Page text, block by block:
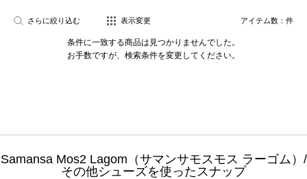
さらに絞り込む 表示変更 アイテム数： 件
条件に一致する商品は見つかりませんでした。
お手数ですが、検索条件を変更してください。
Samansa Mos2 Lagom（サマンサモスモス ラーゴム）/
その他シューズを使ったスナップ